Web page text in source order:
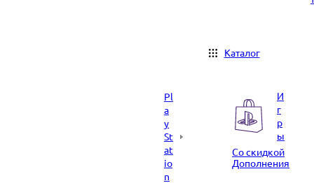
Каталог
Pl
a
y
St
at
io
n
И
г
р
ы
Со скидкой
Дополнения